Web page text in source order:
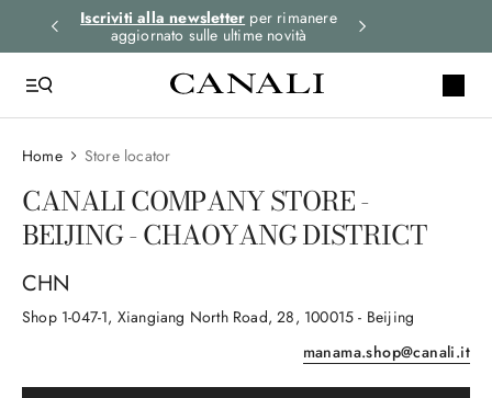
Iscriviti alla newsletter per rimanere
aggiornato sulle ultime novità
Home Store locator
CANALI COMPANY STORE -
BEIJING - CHAOYANG DISTRICT
CHN
Shop 1-047-1, Xiangiang North Road, 28, 100015 - Beijing
manama.shop@canali.it